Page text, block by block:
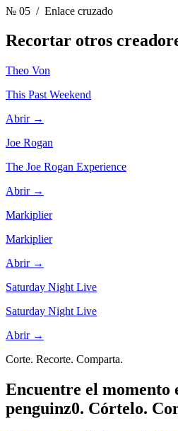
№ 05 / Enlace cruzado
Recortar otros
Theo Von
This Past Weekend
Abrir →
Joe Rogan
The Joe Rogan Experience
Abrir →
Markiplier
Markiplier
Abrir →
Saturday Night Live
Saturday Night Live
Abrir →
Corte. Recorte. Comparta.
Encuentre el momento
penguinz0. Córtelo.